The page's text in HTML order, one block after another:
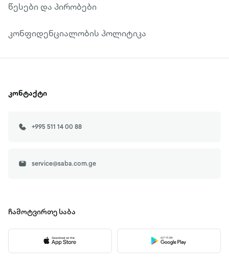
წესები და პირობები
კონფიდენციალობის პოლიტიკა
კონტაქტი
+995 511 14 00 88
service@saba.com.ge
ჩამოტვირთე საბა